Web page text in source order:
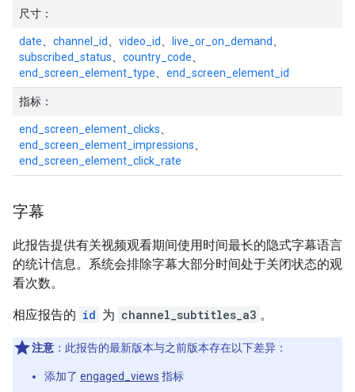
尺寸：
date channel_id video_id live_or_on_demand
subscribed_status
country_code
end_screen_element_type
end_screen_element_id
指标：
end_screen_element_clicks
end_screen_element_impressions
end_screen_element_click_rate
字幕
此报告提供有关视频观看期间使用时间最长的隐式字幕语言
的统计信息。系统会排除字幕大部分时间处于关闭状态的观
看次数。
相应报告的 id 为 channel_subtitles_a3 。
注意 ：此报告的最新版本与之前版本存在以下差异：
添加了 engaged_views 指标